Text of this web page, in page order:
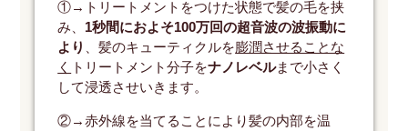
①→トリートメントをつけた状態で髪の毛を挟
み、 1秒間におよそ100万回の超音波の波振動に
より
、髪のキューティクルを膨潤させることな
く トリートメント分子をナノレベルまで小さく
して浸透させいきます。
②→赤外線を当てることにより髪の内部を温